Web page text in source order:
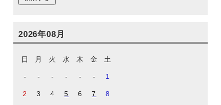
2026年08月
日 月 火 水 木 金 土
- - - - - - 1
2 3 4 5 6 7 8